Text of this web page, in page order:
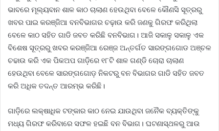
ଭାବରେ ମୂଲ୍ୟବାନ ଶାଳ କାଠ ଚାଲାଣ ହେଉଥିବା ବେଳେ କୌଣସି ସୂତ୍ରରୁ
ଖବର ପାଇ କରଞ୍ଜିଆ ବନବିଭାଗର ଚଢ଼ାଉ କରି ଜଣକୁ ଗିରଫ କରିଥିଲା
ବେଳେ କାଠ ସହିତ ଗାଡି ଜବତ କରିଛି ବନବିଭାଗ। ଆଜି ସକାଳୁ ସକାଳୁ ଏକ
ବିଶେଷ ସୂତ୍ରରୁ ଖବର କରଞ୍ଜିଆ ରେଞ୍ଜ ଅନ୍ତର୍ଗତ ସାରଙ୍ଗଗୋଡ ଅଞ୍ଚଳ
ଚଢାଉ କରି ଏକ ପିକଅପ ଗାଡ଼ିରେ ୧୮ଟି ଶାଳ ଗଣ୍ଡି ଚୋରା ଚାଲାଣ
ହେଉଥିବା ବେଳେ ସାରଙ୍ଗଗୋଡ଼ ନିକଟରୁ ବନ ବିଭାଗର ଗାଡି ସହିତ ଜବତ
କରି ଅଧିକ ତଦନ୍ତ ଆରମ୍ଭ କରିଛି।
ଗାଡ଼ିରେ ଲକ୍ଷାଧିକ ଟଙ୍କାର କାଠ ନେଇ ଯାଉଥିବା ଜନୈକ ବ୍ୟକ୍ତିଙ୍କୁ
ମଧ୍ୟ ଗିରଫ କରିବାରେ ସଫଳ ହଇଛି ବନ ବିଭାଗ। ଘଟଣାସ୍ଥଳରୁ ଆଉ